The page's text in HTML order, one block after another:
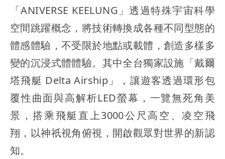
「ANIVERSE KEELUNG」透過特殊宇宙科學
空間跳躍概念，將技術轉換成各種不同型態的
體感體驗，不受限於地點或載體，創造多樣多
變的沉浸式體體驗。其中全台獨家設施「戴爾
塔飛艇 Delta Airship」，讓遊客透過環形包
覆性曲面與高解析LED螢幕，一覽無死角美
景，搭乘飛艇直上3000公尺高空、凌空飛
翔，以神祇視角俯視，開啟觀眾對世界的新認
知。